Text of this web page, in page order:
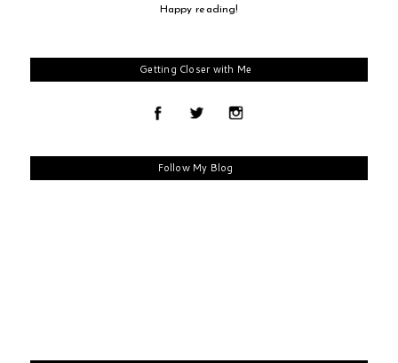
Happy reading!
Getting Closer with Me
Follow My Blog